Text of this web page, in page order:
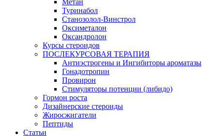
Метан
Туринабол
Станозолол-Винстрол
Оксиметалон
Оксандролон
Курсы стероидов
ПОСЛЕКУРСОВАЯ ТЕРАПИЯ
Антиэстрогены и Ингибиторы ароматазы
Гонадотропин
Провирон
Стимуляторы потенции (либидо)
Гормон роста
Дизайнерские стероиды
Жиросжигатели
Пептиды
Статьи